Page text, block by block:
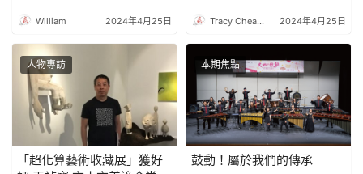
基 ）William 2024年4月25日 Tracy Cheang 2024年4月25日
人物專訪
「超化算藝術收藏展」獲好
本期焦點
鼓動！屬於我們的傳承